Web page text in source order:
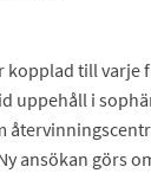
kopplad till varje
uppehåll i
ansökan görs